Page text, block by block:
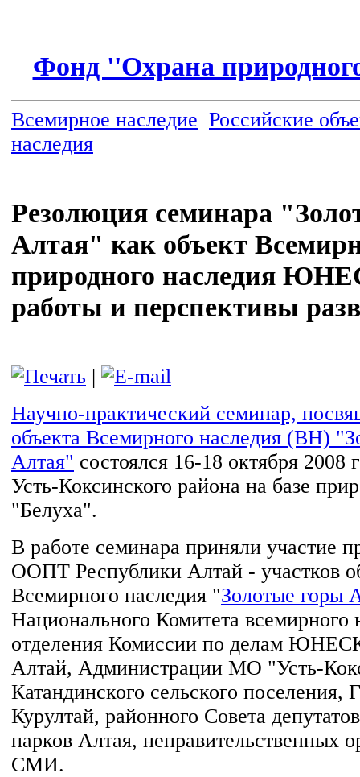
Фонд ''Охрана
Всемирное наследие Российские
наследия
Резолюция семинара
Алтая" как объект
природного наследия
работы и перспективы
|
Научно-практический семинар,
объекта Всемирного наследия (ВН)
Алтая" состоялся 16-18 октября 2008
Усть-Коксинского района на базе
"Белуха".
В работе семинара приняли участие
ООПТ Республики Алтай - участков
Всемирного наследия "Золотые горы
Национального Комитета всемирного
отделения Комиссии по делам
Алтай, Администрации МО "Усть-
Катандинского сельского поселения,
Курултай, районного Совета
парков Алтая, неправительственных
СМИ.